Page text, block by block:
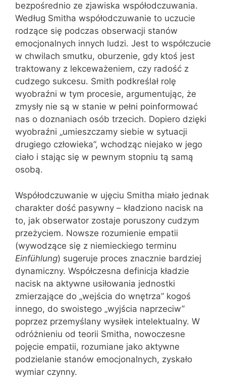
bezpośrednio ze zjawiska współodczuwania.
Według Smitha współodczuwanie to uczucie
rodzące się podczas obserwacji stanów
emocjonalnych innych ludzi. Jest to współczucie
w chwilach smutku, oburzenie, gdy ktoś jest
traktowany z lekceważeniem, czy radość z
cudzego sukcesu. Smith podkreślał rolę
wyobraźni w tym procesie, argumentując, że
zmysły nie są w stanie w pełni poinformować
nas o doznaniach osób trzecich. Dopiero dzięki
wyobraźni „umieszczamy siebie w sytuacji
drugiego człowieka”, wchodząc niejako w jego
ciało i stając się w pewnym stopniu tą samą
osobą.
Współodczuwanie w ujęciu Smitha miało jednak
charakter dość pasywny – kładziono nacisk na
to, jak obserwator zostaje poruszony cudzym
przeżyciem. Nowsze rozumienie empatii
(wywodzące się z niemieckiego terminu
Einfühlung) sugeruje proces znacznie bardziej
dynamiczny. Współczesna definicja kładzie
nacisk na aktywne usiłowania jednostki
zmierzające do „wejścia do wnętrza” kogoś
innego, do swoistego „wyjścia naprzeciw”
poprzez przemyślany wysiłek intelektualny. W
odróżnieniu od teorii Smitha, nowoczesne
pojęcie empatii, rozumiane jako aktywne
podzielanie stanów emocjonalnych, zyskało
wymiar czynny.